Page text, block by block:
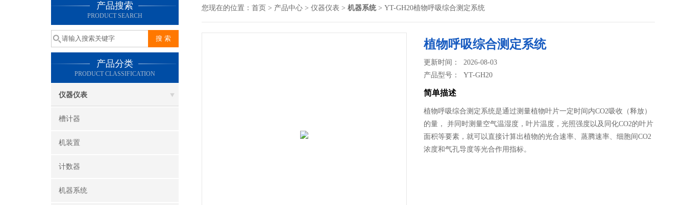
产品搜索
PRODUCT SEARCH
产品分类
PRODUCT CLASSIFICATION
仪器仪表
槽计器
机装置
计数器
机器系统
您现在的位置： 首页 > 产品中心 > 仪器仪表 > 机器系统> YT-GH20植物呼吸综合测定系统
植物呼吸综合测定系统
更新时间： 2026-08-03
产品型号：YT-GH20
简单描述
植物呼吸综合测定系统是通过测量植物叶片一定时间内CO2吸收（释放）
的量， 并同时测量空气温湿度，叶片温度，光照强度以及同化CO2的叶片
面积等要素，就可以直接计算出植物的光合速率、蒸腾速率、细胞间CO2
浓度和气孔导度等光合作用指标。